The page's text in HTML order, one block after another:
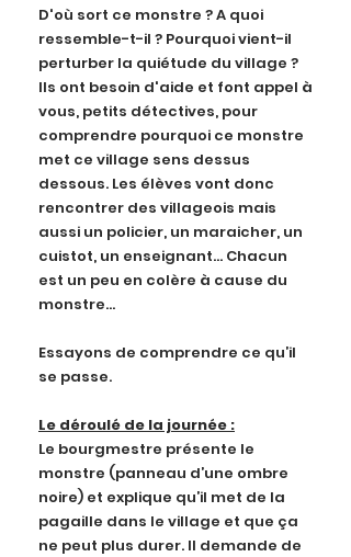
D'où sort ce monstre ? A quoi
ressemble-t-il ? Pourquoi vient-il
perturber la quiétude du village ?
Ils ont besoin d'aide et font appel à
vous, petits détectives, pour
comprendre pourquoi ce monstre
met ce village sens dessus
dessous. Les élèves vont donc
rencontrer des villageois mais
aussi un policier, un maraicher, un
cuistot, un enseignant… Chacun
est un peu en colère à cause du
monstre…
Essayons de comprendre ce qu’il
se passe.
Le déroulé de la journée :
Le bourgmestre présente le
monstre (panneau d’une ombre
noire) et explique qu’il met de la
pagaille dans le village et que ça
ne peut plus durer. Il demande de